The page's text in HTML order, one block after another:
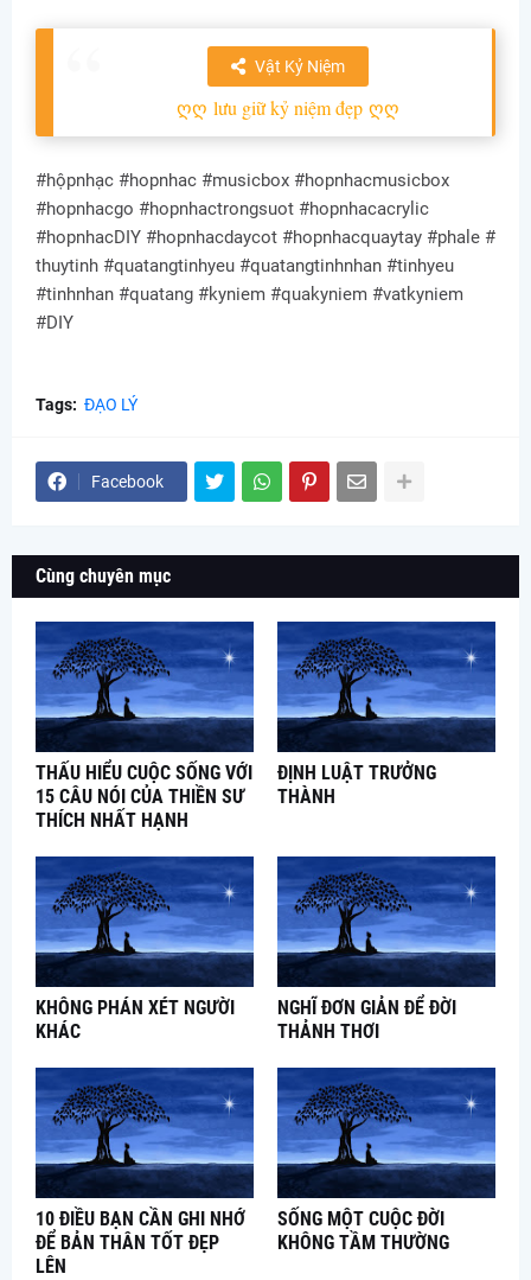
Vật Kỷ Niệm
ღღ lưu giữ kỷ niệm đẹp ღღ
#hộpnhạc #hopnhac #musicbox #hopnhacmusicbox
#hopnhacgo #hopnhactrongsuot #hopnhacacrylic
#hopnhacDIY #hopnhacdaycot #hopnhacquaytay #phale #
thuytinh #quatangtinhyeu #quatangtinhnhan #tinhyeu
#tinhnhan #quatang #kyniem #quakyniem #vatkyniem
#DIY
Tags: ĐẠO LÝ
Facebook
Cùng chuyên mục
THẤU HIỂU CUỘC SỐNG VỚI
15 CÂU NÓI CỦA THIỀN SƯ
THÍCH NHẤT HẠNH
ĐỊNH LUẬT TRƯỞNG
THÀNH
KHÔNG PHÁN XÉT NGƯỜI
KHÁC
NGHĨ ĐƠN GIẢN ĐỂ ĐỜI
THẢNH THƠI
10 ĐIỀU BẠN CẦN GHI NHỚ
ĐỂ BẢN THÂN TỐT ĐẸP
LÊN
SỐNG MỘT CUỘC ĐỜI
KHÔNG TẦM THƯỜNG